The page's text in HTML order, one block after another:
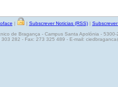
| | Subscrever Noticias (RSS)|
de Bragança - Campus Santa Apolónia - 5300-
303 282 - Fax: 273 325 489 - E-mail: